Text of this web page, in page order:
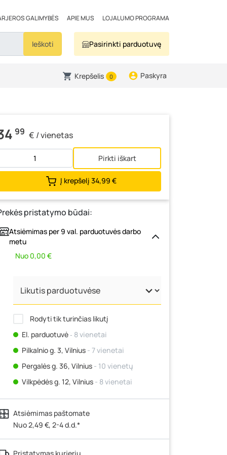
GALIMYBĖS APIE MUS LOJALUMO PROGRAMA
Ieškoti Pasirinkti parduotuvę
Krepšelis 0 Paskyra
99 € / vienetas
Pirkti iškart
Į krepšelį 34,99 €
pristatymo būdai:
Atsiėmimas per 9 val. parduotuvės darbo
metu
Nuo 0,00 €
Rodyti tik turinčias likutį
El. parduotuvė‐ 8 vienetai
Pilkalnio g. 3, Vilnius - 7 vienetai
Pergalės g. 36, Vilnius - 10 vienetų
Vilkpėdės g. 12, Vilnius - 8 vienetai
Ateities g. 15, Vilnius- 12 vienetų
Kauno r., Narsiečių k., Vytauto g. 183,
Kaunas- 10 vienetų
Šilutės pl. 83A, Klaipėda- 5 vienetai
Atsiėmimas paštomate
Nuo 2,49 €, 2-4 d.d.*